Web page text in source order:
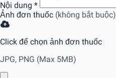
Nội dung *
Ảnh đơn thuốc (không bắt buộc)
Click để chọn ảnh đơn thuốc
JPG, PNG (Max 5MB)